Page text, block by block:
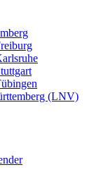
(LNV)